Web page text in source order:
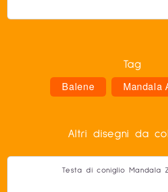
Tag
Balene Mandala
Altri disegni da
Testa di coniglio Mandala